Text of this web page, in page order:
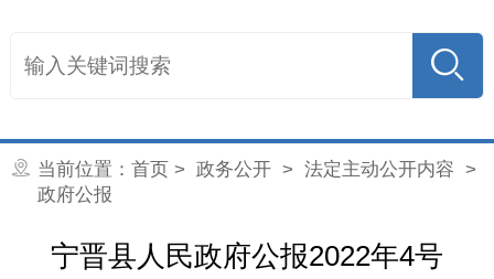
当前位置： 首页 > 政务公开> 法定主动公开内容 >
政府公报
宁晋县人民政府公报2022年4号